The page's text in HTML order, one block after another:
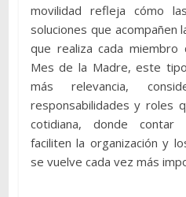
movilidad refleja cómo
soluciones que acompañen
que realiza cada miembro
Mes de la Madre, este
más relevancia,
responsabilidades y roles
cotidiana, donde contar
faciliten la organización y
se vuelve cada vez más